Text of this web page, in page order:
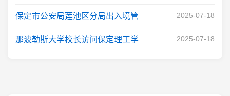
保定市公安局莲池区分局出入境管 2025-07-18
那波勒斯大学校长访问保定理工学 2025-07-18